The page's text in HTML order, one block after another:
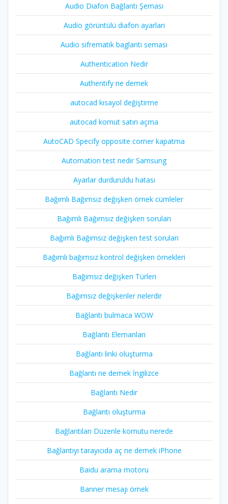
Audio Diafon Bağlantı Şeması
Audio görüntülü diafon ayarları
Audio sifrematik baglanti semasi
Authentication Nedir
Authentify ne demek
autocad kısayol değiştirme
autocad komut satırı açma
AutoCAD Specify opposite corner kapatma
Automation test nedir Samsung
Ayarlar durduruldu hatası
Bağımlı Bağımsız değişken örnek cümleler
Bağımlı Bağımsız değişken soruları
Bağımlı Bağımsız değişken test soruları
Bağımlı bağımsız kontrol değişken örnekleri
Bağımsız değişken Türleri
Bağımsız değişkenler nelerdir
Bağlantı bulmaca WOW
Bağlantı Elemanları
Bağlantı linki oluşturma
Bağlantı ne demek İngilizce
Bağlantı Nedir
Bağlantı oluşturma
Bağlantıları Düzenle komutu nerede
Bağlantıyı tarayıcıda aç ne demek iPhone
Baidu arama motoru
Banner mesajı örnek